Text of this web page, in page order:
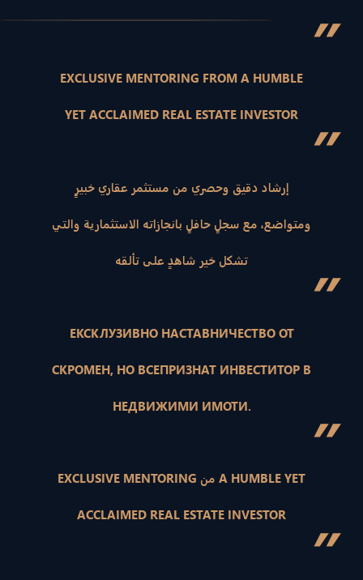
”
EXCLUSIVE MENTORING FROM A HUMBLE
YET ACCLAIMED REAL ESTATE INVESTOR ” إرشاد دقيق وحصري من مستثمر عقاري خبيرٍ
ومتواضع، مع سجلٍ حافلٍ بانجازاته الاستثمارية والتي
تشكل خير شاهدٍ على تألقه ”
ЕКСКЛУЗИВНО НАСТАВНИЧЕСТВО ОТ
СКРОМЕН, НО ВСЕПРИЗНАТ ИНВЕСТИТОР В
НЕДВИЖИМИ ИМОТИ. ” EXCLUSIVE MENTORING من A HUMBLE YET
ACCLAIMED REAL ESTATE INVESTOR ”